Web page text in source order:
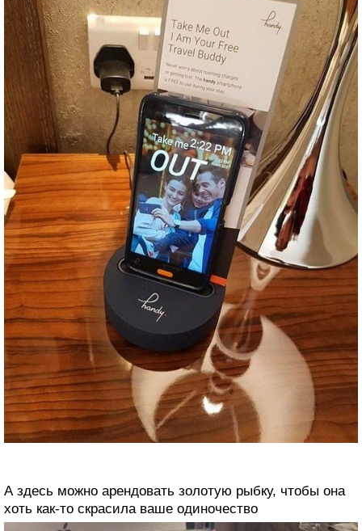
А здесь можно арендовать золотую рыбку, чтобы она
хоть как-то скрасила ваше одиночество